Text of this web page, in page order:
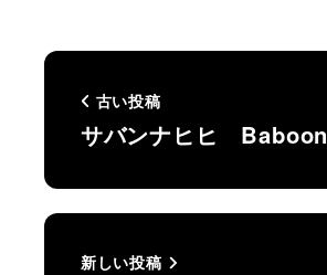
古い投稿
サバンナヒヒ Baboon
新しい投稿